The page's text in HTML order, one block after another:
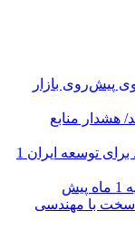
پیش‌روی بازار
هشدار منابع
توسعه ایران 1
1 ماه پیش
سخت با مهندسی